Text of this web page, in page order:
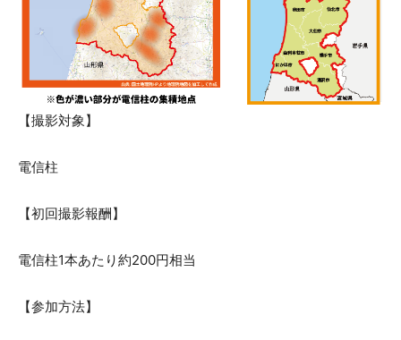
【撮影対象】
電信柱
【初回撮影報酬】
電信柱1本あたり約200円相当
【参加方法】